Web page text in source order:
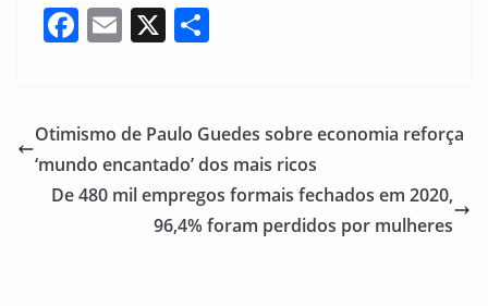
F
e
b
o
E
l
X
e
Otimismo de Paulo Guedes sobre economia reforça
‘mundo encantado’ dos mais ricos
De 480 mil empregos formais fechados em 2020,
96,4% foram perdidos por mulheres